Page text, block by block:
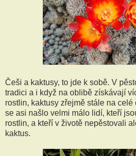
Češi a kaktusy, to jde k sobě. V
tradici a i když na oblibě získávají
rostlin, kaktusy zřejmě stále na
se asi našlo velmi málo lidí, kteří
rostlin, a kteří v životě nepěstovali
kaktus.